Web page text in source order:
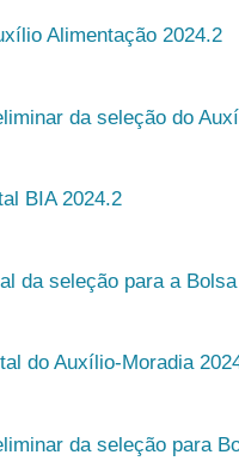
Alimentação 2024.2
da seleção do
BIA 2024.2
da seleção para a
do Auxílio-Moradia
da seleção para